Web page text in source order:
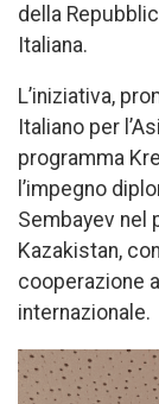
della
Italiana.
L’iniziativa,
Italiano per
programma
l’impegno
Sembayev nel
Kazakistan,
cooperazione
internazionale.